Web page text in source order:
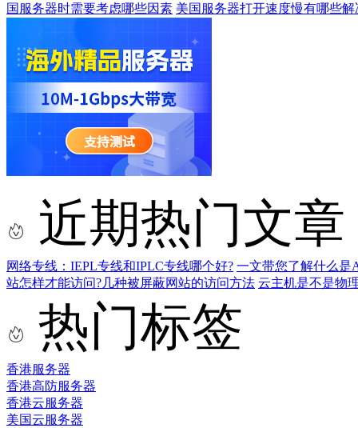
国服务器时需要考虑哪些因素 美国服务器打开速度慢有哪些解
近期热门文章
网络专线：IEPL专线和IPLC专线哪个好? 一文带您了解什么是
站怎样才能访问?几种被屏蔽网站的访问方法 云主机是不是物
热门标签
香港服务器
香港高防服务器
香港云服务器
美国云服务器